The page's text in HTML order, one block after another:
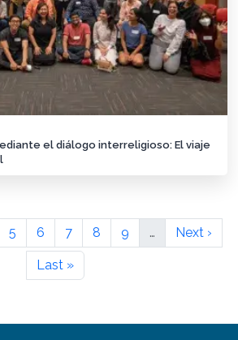
el diálogo interreligioso: El viaje
5 6 7 8 9 … Next ›
Last »